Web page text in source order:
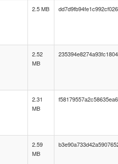
2.5 MB
2.52
MB
2.31
MB
2.59
MB